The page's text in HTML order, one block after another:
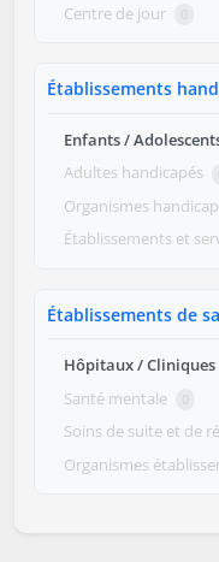
Centre de jour 0
Établissements
Enfants /
Adultes handicapés
Organismes handicap
Établissements et
Établissements de
Hôpitaux / Cliniques
Santé mentale 0
Soins de suite et de
Organismes